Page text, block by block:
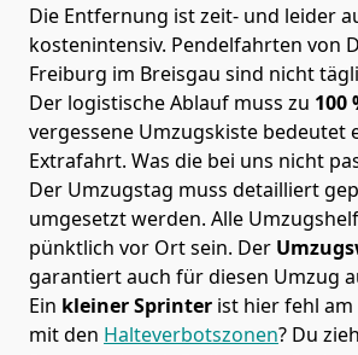
Die Entfernung ist zeit- und leider
kostenintensiv. Pendelfahrten von
Freiburg im Breisgau sind nicht
Der logistische Ablauf muss zu 100
vergessene Umzugskiste bedeutet
Extrafahrt. Was die bei uns nicht
Der Umzugstag muss detailliert
umgesetzt werden. Alle
pünktlich vor Ort sein. Der
garantiert auch für diesen Umzug
Ein kleiner Sprinter ist hier fehl am
mit den Halteverbotszonen? Du